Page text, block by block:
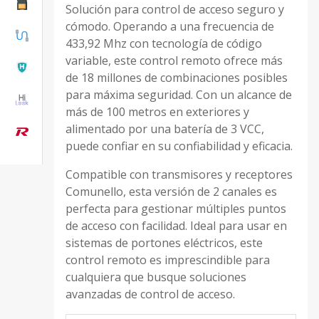
Solución para control de acceso seguro y
cómodo. Operando a una frecuencia de
433,92 Mhz con tecnología de código
variable, este control remoto ofrece más
de 18 millones de combinaciones posibles
para máxima seguridad. Con un alcance de
más de 100 metros en exteriores y
alimentado por una batería de 3 VCC,
puede confiar en su confiabilidad y eficacia.
Compatible con transmisores y receptores
Comunello, esta versión de 2 canales es
perfecta para gestionar múltiples puntos
de acceso con facilidad. Ideal para usar en
sistemas de portones eléctricos, este
control remoto es imprescindible para
cualquiera que busque soluciones
avanzadas de control de acceso.